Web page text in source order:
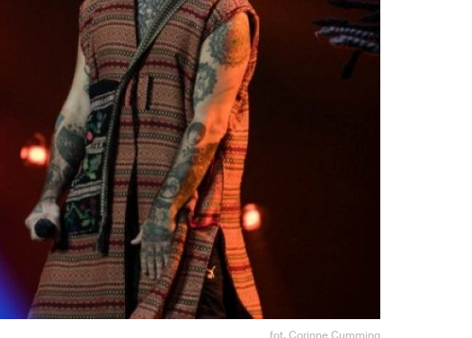
fot. Corinne Cumming